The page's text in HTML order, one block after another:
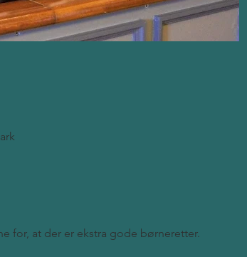
for, at der er ekstra gode børneretter.